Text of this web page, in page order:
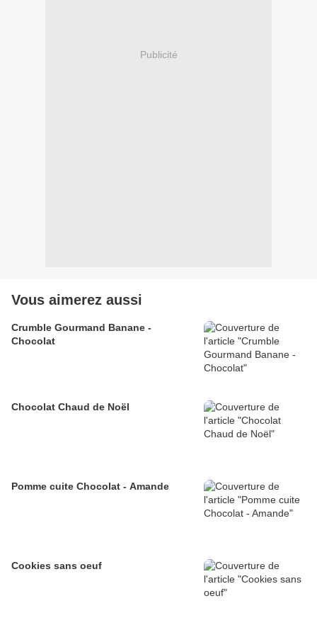
Publicité
Vous aimerez aussi
Crumble Gourmand Banane -
Chocolat
Chocolat Chaud de Noël
Pomme cuite Chocolat - Amande
Cookies sans oeuf